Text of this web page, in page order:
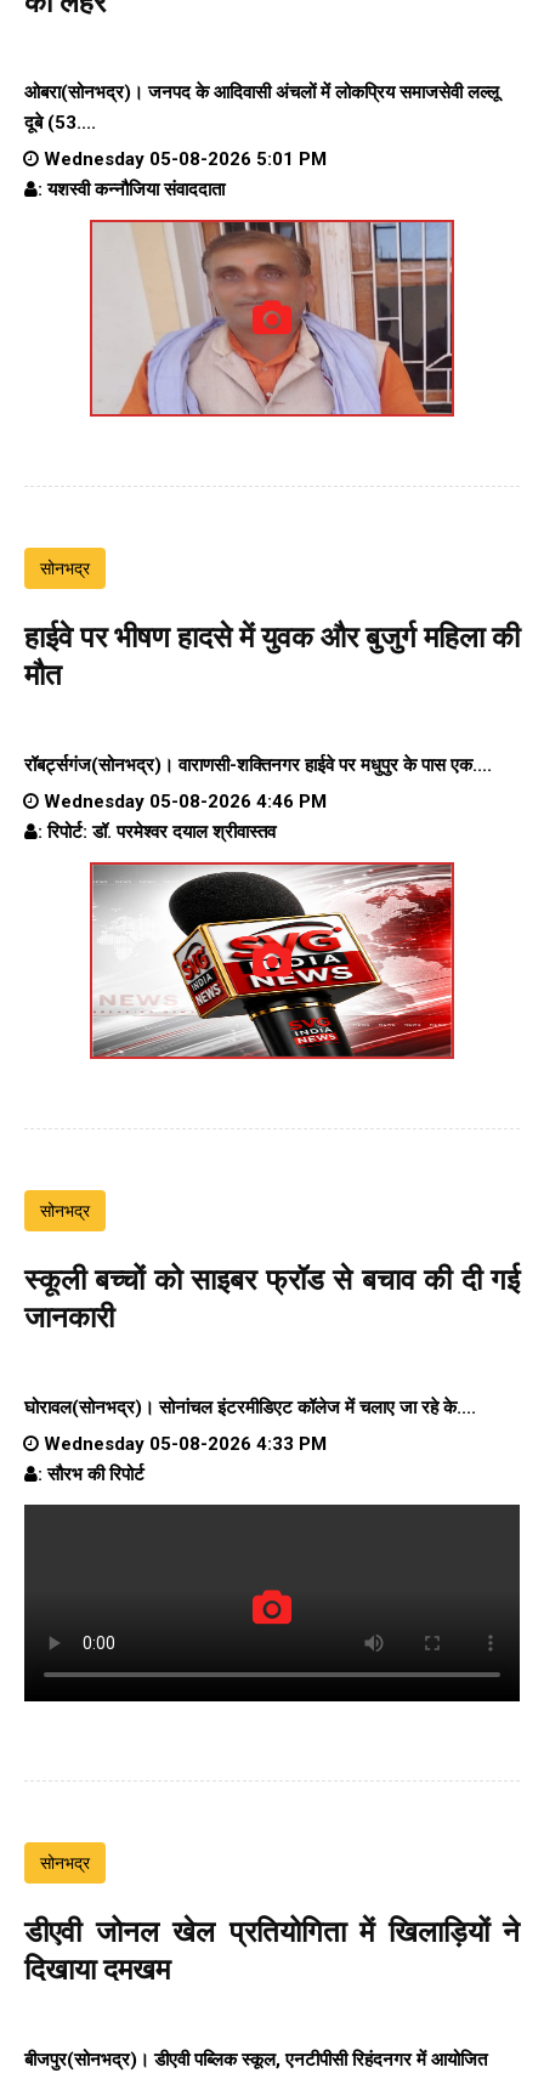
ओबरा(सोनभद्र)। जनपद के आदिवासी अंचलों में लोकप्रिय समाजसेवी लल्लू
दूबे (53....
Wednesday 05-08-2026 5:01 PM
: यशस्वी कन्नौजिया संवाददाता
सोनभद्र
हाईवे पर भीषण हादसे में युवक और बुजुर्ग महिला की
मौत
रॉबर्ट्सगंज(सोनभद्र)। वाराणसी-शक्तिनगर हाईवे परमधुपुर के पास एक....
Wednesday 05-08-2026 4:46 PM
: रिपोर्ट: डॉ. परमेश्वर दयाल श्रीवास्तव
सोनभद्र
स्कूली बच्चों को साइबर फ्रॉड से बचाव की दी गई
जानकारी
घोरावल(सोनभद्र)। सोनांचल इंटरमीडिएट कॉलेजमें चलाए जा रहे के....
Wednesday 05-08-2026 4:33 PM
: सौरभ की रिपोर्ट
सोनभद्र
डीएवी जोनल खेल प्रतियोगिता में खिलाड़ियों ने
दिखाया दमखम
बीजपुर(सोनभद्र)। डीएवी पब्लिक स्कूल, एनटीपीसी रिहंदनगर में आयोजित